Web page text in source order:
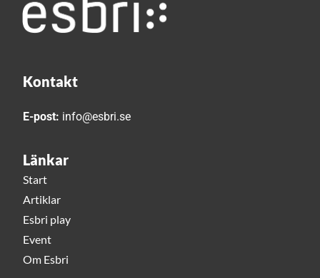
Kontakt
E-post: info@esbri.se
Länkar
Start
Artiklar
Esbri play
Event
Om Esbri